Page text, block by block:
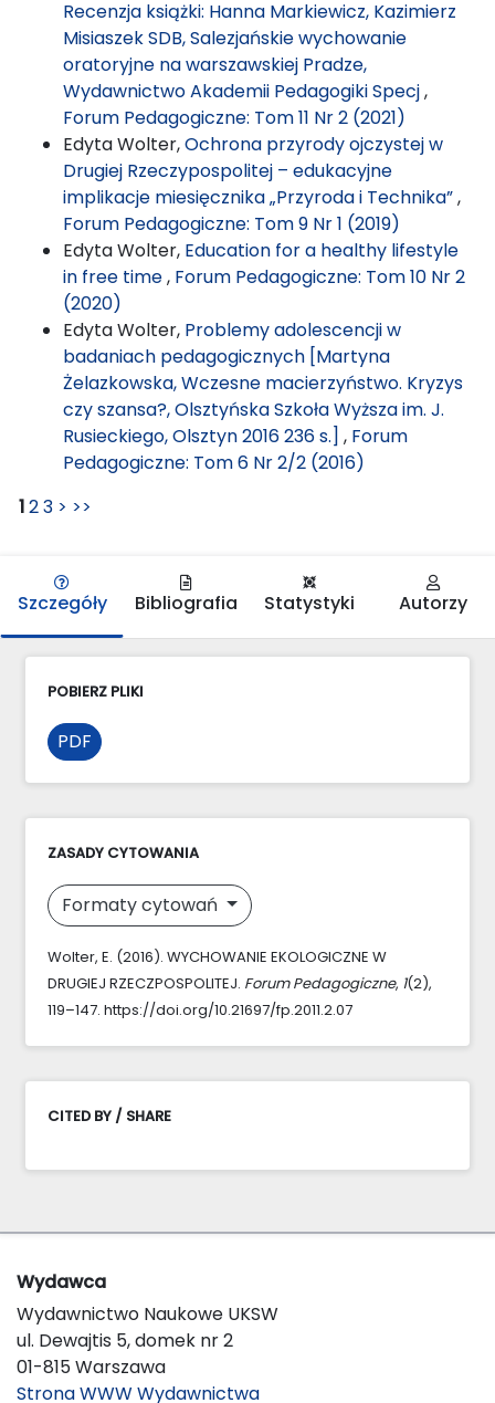
Recenzja książki: Hanna Markiewicz, Kazimierz
Misiaszek SDB, Salezjańskie wychowanie
oratoryjne na warszawskiej Pradze,
Wydawnictwo Akademii Pedagogiki Specj,
Forum Pedagogiczne: Tom 11 Nr 2 (2021)
Edyta Wolter,Ochrona przyrody ojczystej w
Drugiej Rzeczypospolitej – edukacyjne
implikacje miesięcznika „Przyroda i Technika”,
Forum Pedagogiczne: Tom 9 Nr 1 (2019)
Edyta Wolter, Education for a healthy lifestyle
in free time, Forum Pedagogiczne: Tom 10 Nr 2
(2020)
Edyta Wolter, Problemy adolescencji w
badaniach pedagogicznych [Martyna
Żelazkowska, Wczesne macierzyństwo. Kryzys
czy szansa?, Olsztyńska Szkoła Wyższa im. J.
Rusieckiego, Olsztyn 2016 236 s.] , Forum
Pedagogiczne: Tom 6 Nr 2/2 (2016)
123 > >>
Szczegóły Bibliografia Statystyki Autorzy
POBIERZ PLIKI
PDF
ZASADY CYTOWANIA
Formaty cytowań
Wolter, E. (2016). WYCHOWANIE EKOLOGICZNE W
DRUGIEJ RZECZPOSPOLITEJ. Forum Pedagogiczne, 1(2),
119–147. https://doi.org/10.21697/fp.2011.2.07
CITED BY / SHARE
Wydawca
Wydawnictwo Naukowe UKSW
ul. Dewajtis 5, domek nr 2
01-815 Warszawa
Strona WWW Wydawnictwa